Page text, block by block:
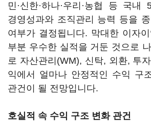
민·신한·하나·우리·농협 등 국내
경영성과와 조직관리 능력 등을
여부가 결정됩니다. 막대한 이자
부분 우수한 실적을 거둔 것으로
로 자산관리(WM), 신탁, 외환, 투
익에서 얼마나 안정적인 수익 구
관건이 될 전망입니다.
호실적 속 수익 구조 변화 관건